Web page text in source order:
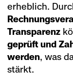
erheblich.
Transparenz
geprüft und
werden, was
stärkt.